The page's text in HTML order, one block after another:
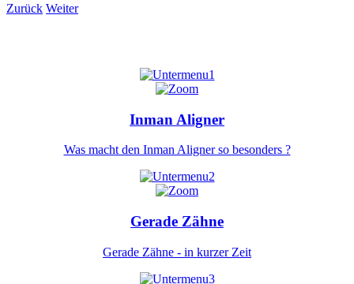
Zurück Weiter
Inman Aligner
Was macht den Inman Aligner so besonders ?
Gerade Zähne
Gerade Zähne - in kurzer Zeit